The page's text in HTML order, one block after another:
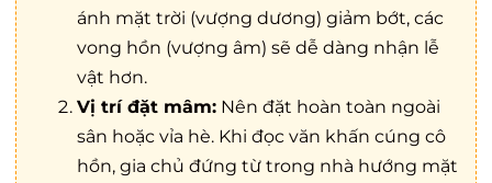
ánh mặt trời (vượng dương) giảm bớt, các
vong hồn (vượng âm) sẽ dễ dàng nhận lễ
vật hơn.
Vị trí đặt mâm: Nên đặt hoàn toàn ngoài
sân hoặc vỉa hè. Khi đọc văn khấn cúng cô
hồn, gia chủ đứng từ trong nhà hướng mặt